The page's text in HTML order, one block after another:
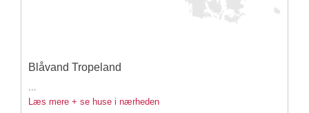
Blåvand Tropeland
...
Læs mere + se huse i nærheden